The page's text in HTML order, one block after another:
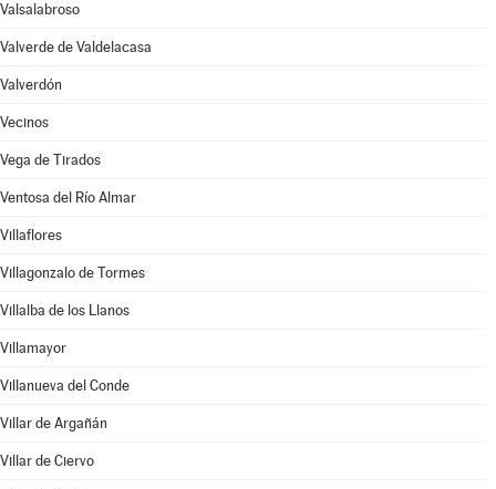
Valsalabroso
Valverde de Valdelacasa
Valverdón
Vecinos
Vega de Tirados
Ventosa del Río Almar
Villaflores
Villagonzalo de Tormes
Villalba de los Llanos
Villamayor
Villanueva del Conde
Villar de Argañán
Villar de Ciervo